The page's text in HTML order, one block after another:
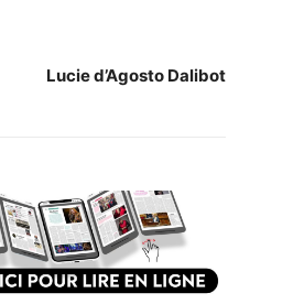
Lucie d’Agosto Dalibot